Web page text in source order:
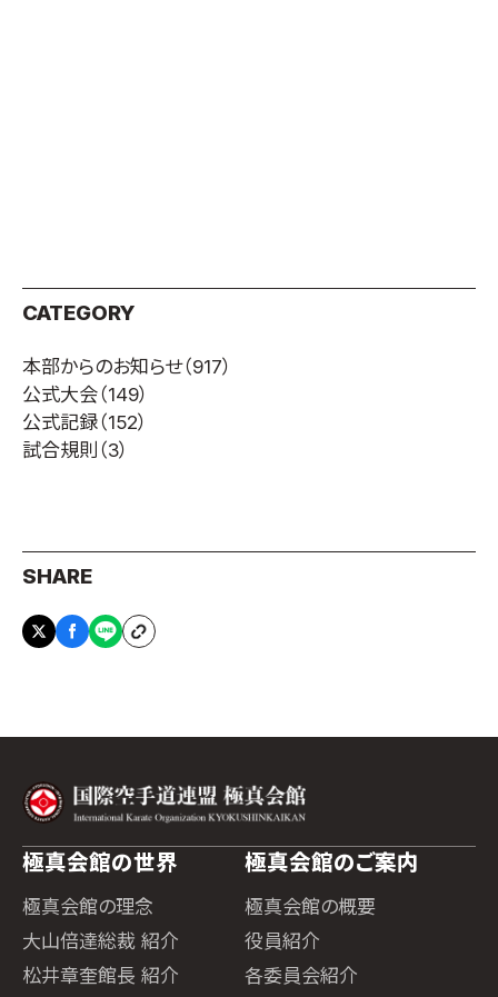
CATEGORY
本部からのお知らせ（917）
公式大会（149）
公式記録（152）
試合規則 （3）
SHARE
極真会館の世界
極真会館の理念
大山倍達総裁 紹介
松井章奎館長 紹介
極真会館のご案内
極真会館の概要
役員紹介
各委員会紹介